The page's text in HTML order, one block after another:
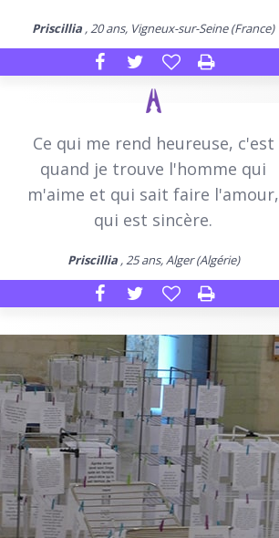
Priscillia , 20 ans, Vigneux-sur-Seine (France)
Ce qui me rend heureuse, c'est
quand je trouve l'homme qui
m'aime et qui sait faire l'amour,
qui est sincère.
Priscillia, 25 ans, Alger (Algérie)